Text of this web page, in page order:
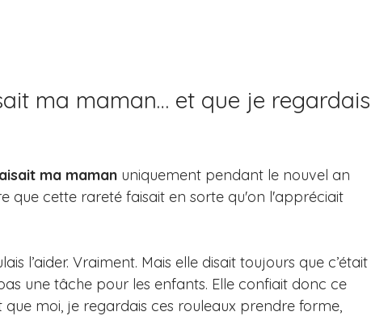
ma maman… et que je regardais
ma maman uniquement pendant le nouvel an
que cette rareté faisait en sorte qu'on l'appréciait
l’aider. Vraiment. Mais elle disait toujours que c’était
une tâche pour les enfants. Elle confiait donc ce
moi, je regardais ces rouleaux prendre forme,